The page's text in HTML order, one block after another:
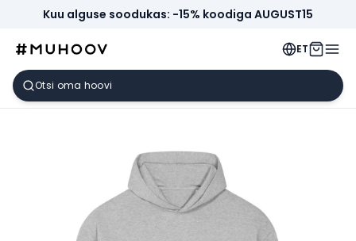
Kuu alguse soodukas: -15% koodiga AUGUST15
ET